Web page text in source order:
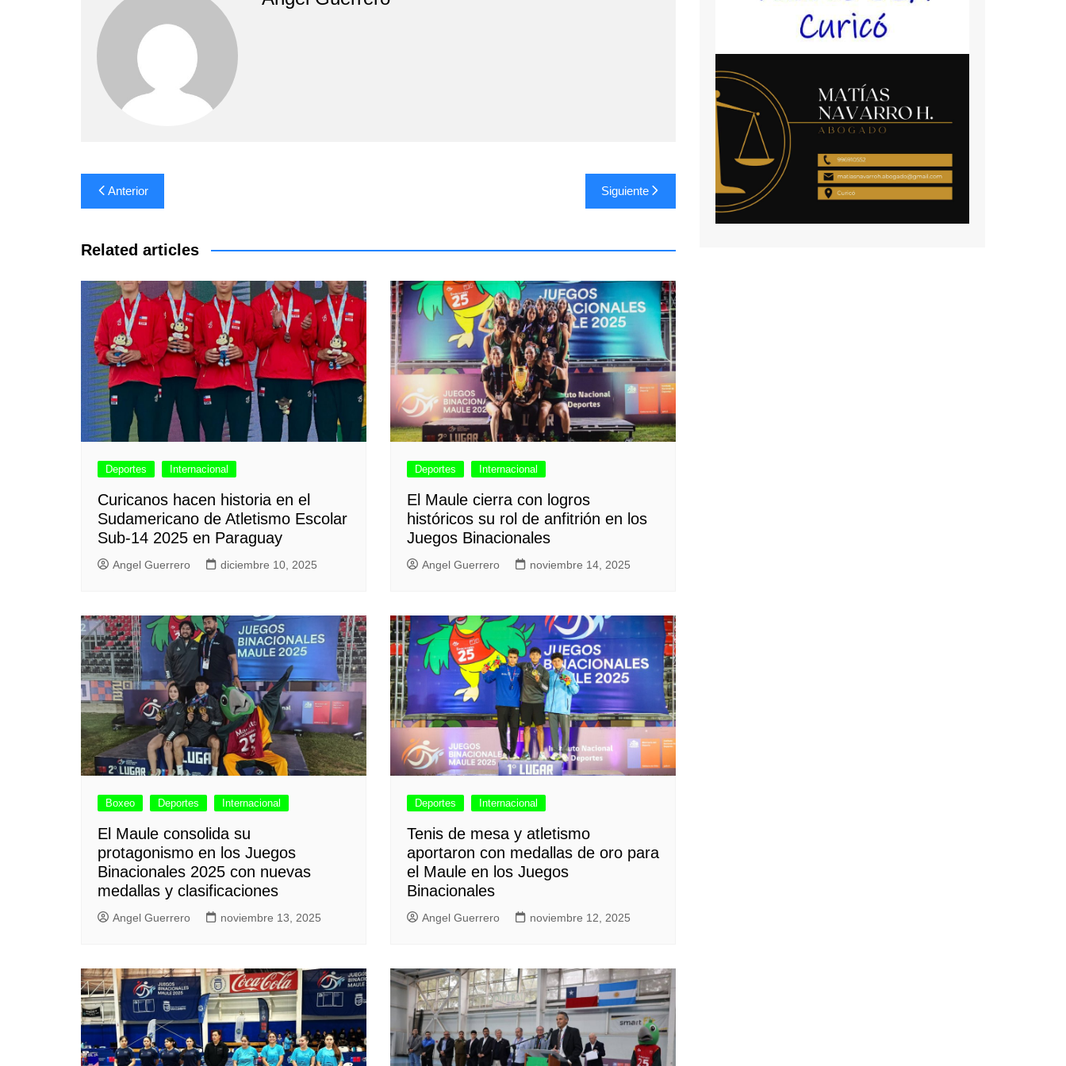
Navegación
de
entradas
Anterior Siguiente
Related articles
Deportes Internacional
Curicanos hacen historia en el
Sudamericano de Atletismo Escolar
Sub-14 2025 en Paraguay
Angel Guerrero diciembre 10, 2025
Deportes Internacional
El Maule cierra con logros
históricos su rol de anfitrión en los
Juegos Binacionales
Angel Guerrero noviembre 14, 2025
Boxeo Deportes Internacional
El Maule consolida su
protagonismo en los Juegos
Binacionales 2025 con nuevas
medallas y clasificaciones
Angel Guerrero noviembre 13, 2025
Deportes Internacional
Tenis de mesa y atletismo
aportaron con medallas de oro para
el Maule en los Juegos
Binacionales
Angel Guerrero noviembre 12, 2025